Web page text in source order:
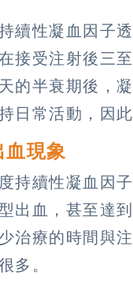
續性凝血因子
接受注射後三
的半衰期後，
日常活動，因
血現象
持續性凝血因
出血，甚至達
治療的時間與
多。